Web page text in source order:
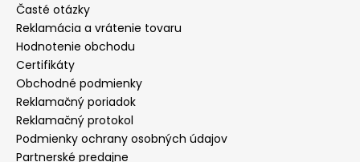
Časté otázky
Reklamácia a vrátenie tovaru
Hodnotenie obchodu
Certifikáty
Obchodné podmienky
Reklamačný poriadok
Reklamačný protokol
Podmienky ochrany osobných údajov
Partnerské predajne